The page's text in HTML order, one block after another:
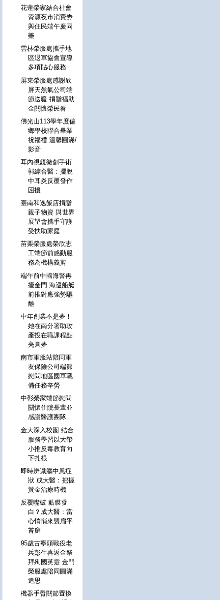
花蓮榮家結合社會
資源夜市消費劵
與住民端午慶同
樂
雲林榮服處攜手地
區退軍協會宣導
多項貼心服務
屏東榮服處感謝欣
屏天然氣公司端
節送暖 捐贈福助
金關懷榮民眷
佛光山113學年度偏
鄉學校聯合畢業
祝福禮 溫馨圓滿/
影音
耳內視鏡微創手術
郭綜合醫：擺脫
中耳炎反覆發作
困擾
臺南和逸飯店捐贈
親子物資 與世界
展望會攜手守護
受扶助家庭
苗栗榮服處榮欣志
工端節前感動服
務為機構義剪
端午前中國海警再
擾金門 海巡船艇
前推對應強勢驅
離
中年創業不是夢！
她在南分署助攻
產投在職課程點
亮圓夢
南市軍服站陪同軍
友保險公司端節
慰問地區國軍戰
備任務辛勞
中彰榮家端節慰問
關懷住院長輩並
感謝醫護團隊
金大深入校園 結合
服務學習以大帶
小推反毒教育向
下扎根
即時辨識腦中風症
狀 成大醫：把握
黃金治療時機
反覆嘴破 黏膜發
白？成大醫：當
心悄悄來襲扁平
苔癬
95歲古寧頭戰役老
兵彭生喜返金祭
拜殉國英靈 金門
榮服處陪同圓滿
追思
機器手臂關節置換